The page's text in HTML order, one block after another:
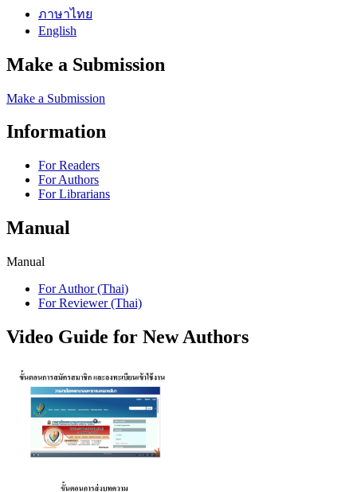
ภาษาไทย
English
Make a Submission
Make a Submission
Information
For Readers
For Authors
For Librarians
Manual
Manual
For Author (Thai)
For Reviewer (Thai)
Video Guide for New Authors